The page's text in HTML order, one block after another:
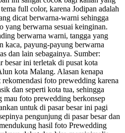
full color, karena Jodipan adalah
dicat berwarna-warni sehingga
yang berwarna sesuai keinginan.
berwarna warni, tangga yang
kaca, payung-payung berwarna
dan lain sebagainya. Sumber:
besar ini terletak di pusat kota
kota Malang. Alasan kenapa
foto prewedding karena
dan seperti kota tua, sehingga
mau foto prewedding berkonsep
untuk di pasar besar ini pagi
pengunjung di pasar besar dan
hasil foto Prewedding